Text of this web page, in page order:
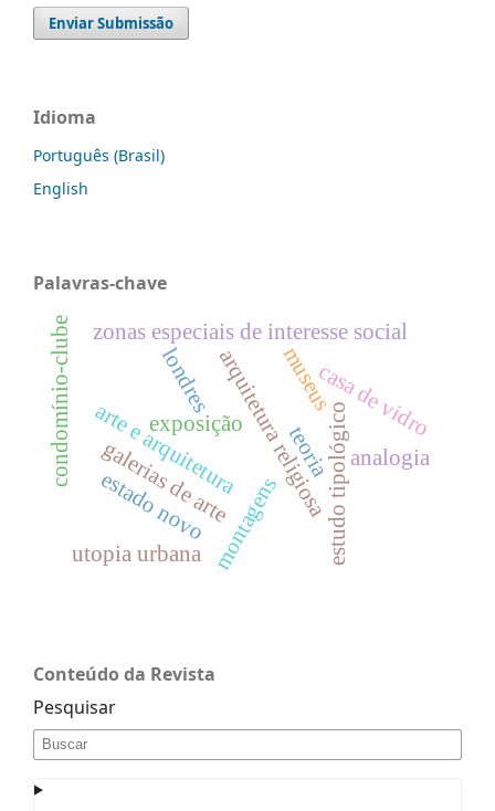
Enviar Submissão
Idioma
Português (Brasil)
English
Palavras-chave
arquitetura religiosa
zonas especiais de interesse social
arte e arquitetura
museus
galerias de artemontagens
casa de vidro
exposição
londres
estudo tipológico
condomínio-clube
estado novo
analogia
utopia urbana
teoria
Conteúdo da Revista
Pesquisar